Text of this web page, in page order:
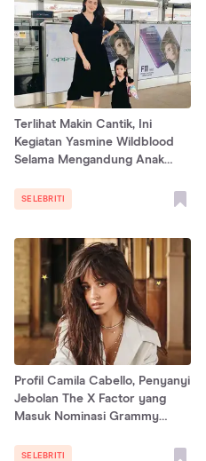
Terlihat Makin Cantik, Ini
Kegiatan Yasmine Wildblood
Selama Mengandung Anak
SELEBRITI
Profil Camila Cabello, Penyanyi
Jebolan The X Factor yang
Masuk Nominasi Grammy
SELEBRITI